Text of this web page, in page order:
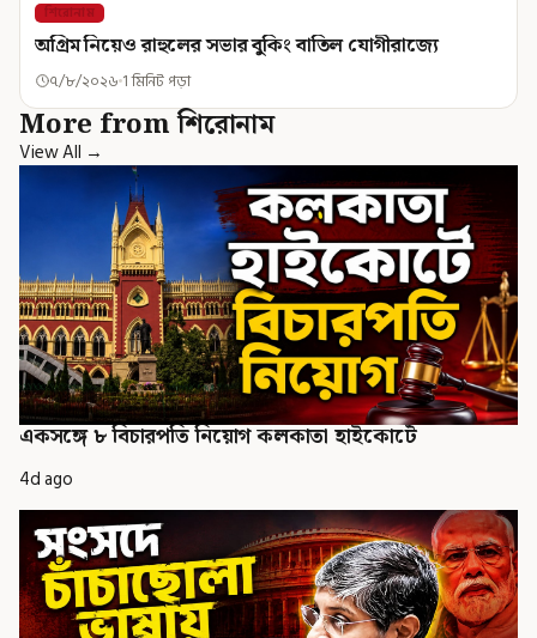
শিরোনাম
অগ্রিম নিয়েও রাহুলের সভার বুকিং বাতিল যোগীরাজ্যে
৭/৮/২০২৬ 1 মিনিট পড়া
More from শিরোনাম
View All →
একসঙ্গে ৮ বিচারপতি নিয়োগ কলকাতা হাইকোর্টে
4d ago